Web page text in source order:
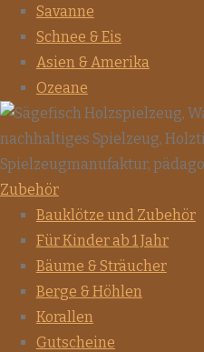
Savanne
Schnee & Eis
Asien & Amerika
Ozeane
Zubehör
Bauklötze und Zubehör
Für Kinder ab 1 Jahr
Bäume & Sträucher
Berge & Höhlen
Korallen
Gutscheine